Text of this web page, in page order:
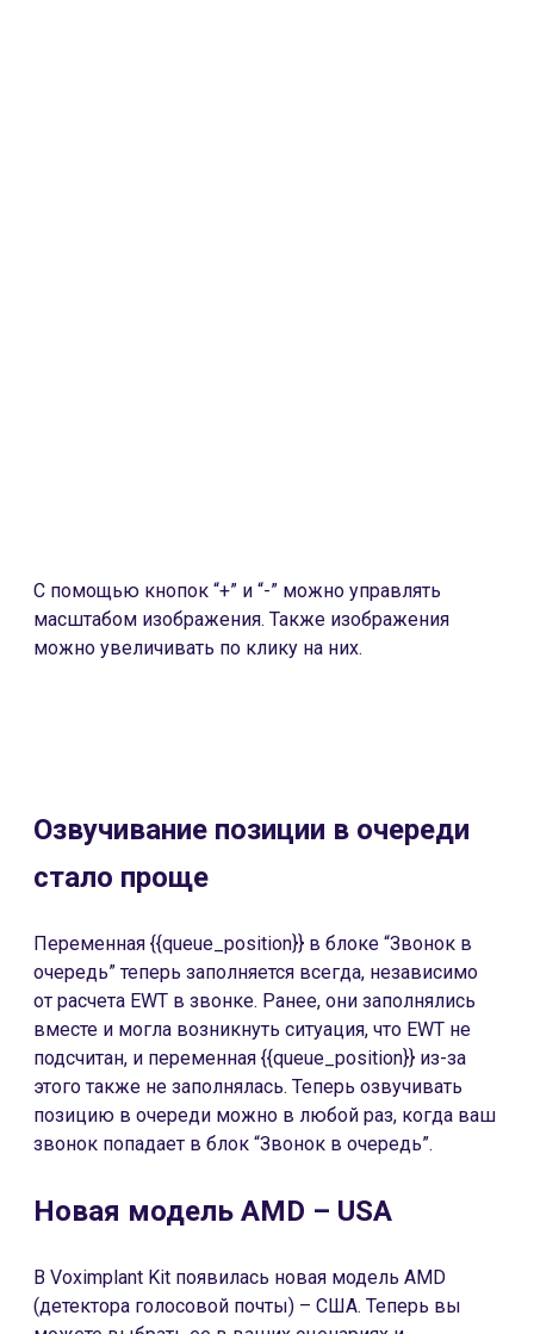
С помощью кнопок “+” и “-” можно управлять
масштабом изображения. Также изображения
можно увеличивать по клику на них.
Озвучивание позиции в очереди
стало проще
Переменная {{queue_position}} в блоке “Звонок в
очередь” теперь заполняется всегда, независимо
от расчета EWT в звонке. Ранее, они заполнялись
вместе и могла возникнуть ситуация, что EWT не
подсчитан, и переменная {{queue_position}} из-за
этого также не заполнялась. Теперь озвучивать
позицию в очереди можно в любой раз, когда ваш
звонок попадает в блок “Звонок в очередь”.
Новая модель AMD – USA
В Voximplant Kit появилась новая модель AMD
(детектора голосовой почты) – США. Теперь вы